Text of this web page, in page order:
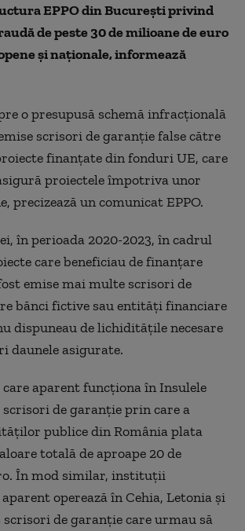
EPPO din București privind
de peste 30 de milioane de euro
și naționale, informează
o presupusă schemă infracţională
scrisori de garanţie false către
finanţate din fonduri UE, care
proiectele împotriva unor
precizează un comunicat EPPO.
în perioada 2020-2023, în cadrul
care beneficiau de finanţare
emise mai multe scrisori de
bănci fictive sau entităţi financiare
dispuneau de lichidităţile necesare
daunele asigurate.
aparent funcţiona în Insulele
scrisori de garanţie prin care a
publice din România plata
totală de aproape 20 de
În mod similar, instituţii
operează în Cehia, Letonia şi
scrisori de garanţie care urmau să